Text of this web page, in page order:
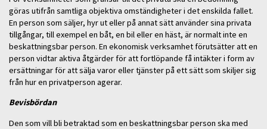
göras utifrån samtliga objektiva omständigheter i det enskilda fallet.
En person som säljer, hyr ut eller på annat sätt använder sina privata
tillgångar, till exempel en båt, en bil eller en häst, är normalt inte en
beskattningsbar person. En ekonomisk verksamhet förutsätter att en
person vidtar aktiva åtgärder för att fortlöpande få intäkter i form av
ersättningar för att sälja varor eller tjänster på ett sätt som skiljer sig
från hur en privatperson agerar.
Bevisbördan
Den som vill bli betraktad som en beskattningsbar person ska med